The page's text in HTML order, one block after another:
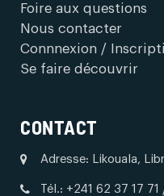
Foire aux questions
Nous contacter
Connnexion /
Se faire découvrir
CONTACT
Adresse: Likouala,
Tél.: +241 62 37 17